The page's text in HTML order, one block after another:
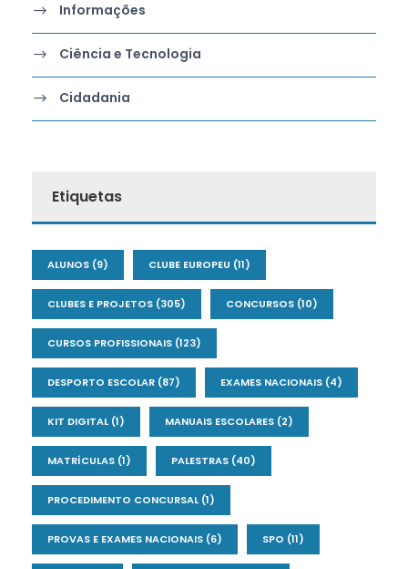
Informações
Ciência e Tecnologia
Cidadania
Etiquetas
ALUNOS (9) CLUBE EUROPEU (11)
CLUBES E PROJETOS (305) CONCURSOS (10)
CURSOS PROFISSIONAIS (123)
DESPORTO ESCOLAR (87) EXAMES NACIONAIS (4)
KIT DIGITAL(1) MANUAIS ESCOLARES (2)
MATRÍCULAS (1) PALESTRAS (40)
PROCEDIMENTO CONCURSAL(1)
PROVAS E EXAMES NACIONAIS (6) SPO (11)